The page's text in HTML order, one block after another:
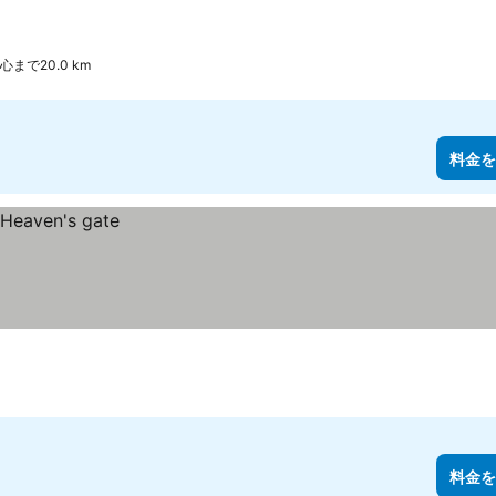
まで20.0 km
料金
料金